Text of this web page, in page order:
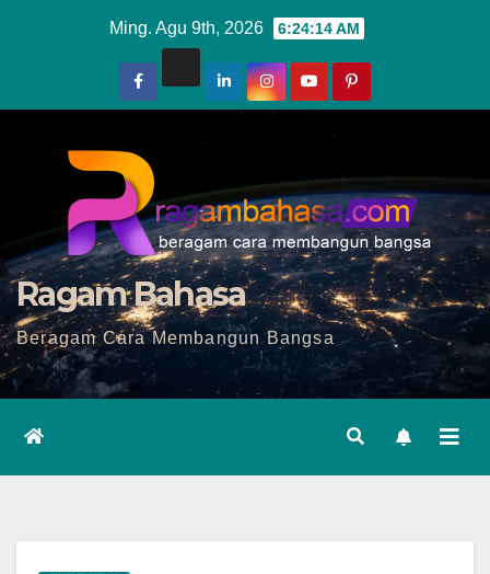
Ming. Agu 9th, 2026 6:24:16 AM
Ragam Bahasa
Beragam Cara Membangun Bangsa